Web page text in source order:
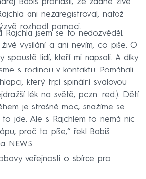
Babiš prohlásil, že žádné živé
ani nezaregistroval, natož
rozhodl pomoci.
Rajchla jsem se to nedozvěděl,
vysílání a ani nevím, co píše. O
spoustě lidí, kteří mi napsali. A díky
s rodinou v kontaktu. Pomáhali
který trpí spinální svalovou
lék na světě, pozn. red.). Dětí
je strašně moc, snažíme se
to jde. Ale s Rajchlem to nemá nic
proč to píše,“ řekl Babiš
NEWS.
veřejnosti o sbírce pro